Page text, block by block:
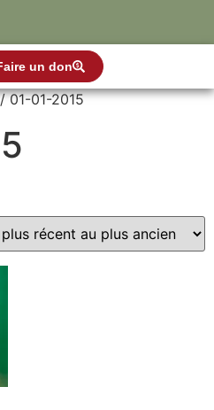
un don
01-01-2015